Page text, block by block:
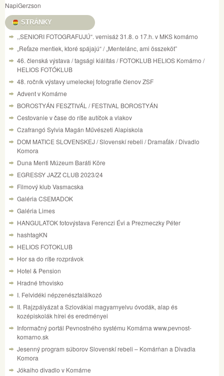
NapiGerzson
STRÁNKY
,,SENIORI FOTOGRAFUJÚ“. vernisáž 31.8. o 17.h. v MKS komárno
„Reťaze mentiek, ktoré spájajú“ / „Mentelánc, ami összeköt”
46. členská výstava / tagsági kiálítás / FOTOKLUB HELIOS Komárno /
HELIOS FOTÓKLUB
48. ročník výstavy umeleckej fotografie členov ZSF
Advent v Komárne
BOROSTYÁN FESZTIVÁL / FESTIVAL BOROSTYÁN
Cestovanie v čase do ríše autíčok a vlakov
Czafrangó Sylvia Magán Művészeti Alapiskola
DOM MATICE SLOVENSKEJ / Slovenskí rebeli / Dramaťák / Divadlo
Komora
Duna Menti Múzeum Baráti Köre
EGRESSY JAZZ CLUB 2023/24
Filmový klub Vasmacska
Galéria CSEMADOK
Galéria Limes
HANGULATOK fotovýstava Ferenczi Évi a Prezmeczky Péter
hashtagKN
HELIOS FOTOKLUB
Hor sa do ríše rozprávok
Hotel & Pension
Hradné trhovisko
I. Felvidéki népzenésztalálkozó
II. Rajzpályázat a Szlovákiai magyarnyelvu óvodák, alap és
kozépiskolák hírei és eredményei
Informačný portál Pevnostného systému Komárna www.pevnost-
komarno.sk
Jesenný program súborov Slovenskí rebeli – Komárňan a Divadla
Komora
Jókaiho divadlo v Komárne